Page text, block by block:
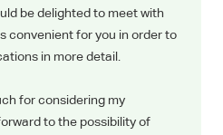
be delighted to meet with
convenient for you in order to
in more detail.
for considering my
to the possibility of